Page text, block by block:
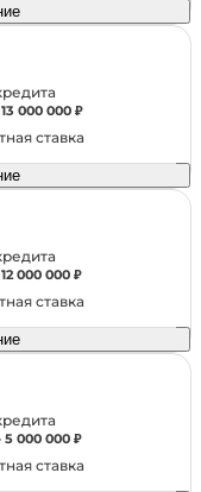
000 000 ₽
ставка
000 000 ₽
ставка
5 000 000 ₽
ставка